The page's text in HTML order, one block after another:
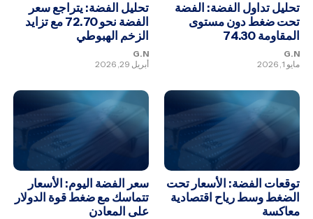
تحليل تداول الفضة: الفضة
تحت ضغط دون مستوى
المقاومة 74.30
G.N
مايو 1, 2026
تحليل الفضة: يتراجع سعر
الفضة نحو 72.70 مع تزايد
الزخم الهبوطي
G.N
أبريل 29, 2026
توقعات الفضة: الأسعار تحت
الضغط وسط رياح اقتصادية
معاكسة
سعر الفضة اليوم: الأسعار
تتماسك مع ضغط قوة الدولار
على المعادن